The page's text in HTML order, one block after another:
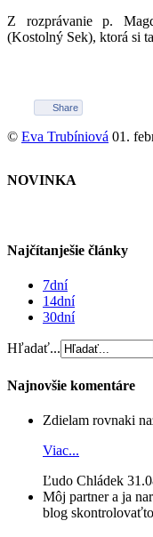
Z rozprávanie p.
(Kostolný Sek), ktorá si
Share
© Eva Trubíniová 01.
NOVINKA
Najčítanješie články
7dní
14dní
30dní
Hľadať...
Najnovšie komentáre
Zdielam rovnaki
Viac...
Ľudo Chládek
Môj partner a ja
blog